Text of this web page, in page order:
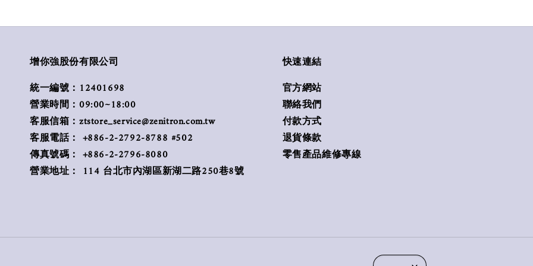
增你強股份有限公司
統一編號：12401698
營業時間：09:00~18:00
客服信箱：ztstore_service@zenitron.com.tw
客服電話： +886-2-2792-8788 #502
傳真號碼： +886-2-2796-8080
營業地址： 114 台北市內湖區新湖二路250巷8號
快速連結
官方網站
聯絡我們
付款方式
退貨條款
零售產品維修專線